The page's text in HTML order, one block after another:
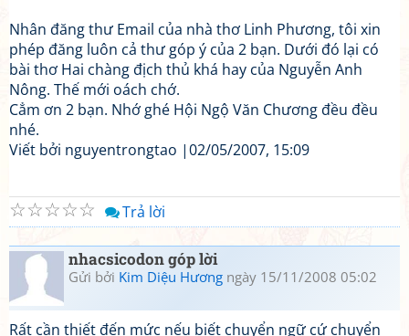
Nhân đăng thư Email của nhà thơ Linh Phương, tôi xin
phép đăng luôn cả thư góp ý của 2 bạn. Dưới đó lại có
bài thơ Hai chàng địch thủ khá hay của Nguyễn Anh
Nông. Thế mới oách chớ.
Cẳm ơn 2 bạn. Nhớ ghé Hội Ngộ Văn Chương đều đều
nhé.
Viết bởi nguyentrongtao |02/05/2007, 15:09
☆
☆
☆
☆
☆ Trả lời
nhacsicodon góp lời
Gửi bởi Kim Diệu Hương ngày 15/11/2008 05:02
Rất cần thiết đến mức nếu biết chuyển ngữ cứ chuyển